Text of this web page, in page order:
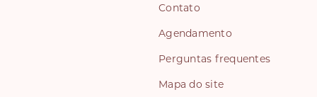
Contato
Agendamento
Perguntas frequentes
Mapa do site